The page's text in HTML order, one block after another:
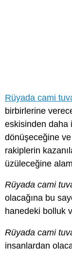
Rüyada cami
birbirlerine
eskisinden daha
dönüşeceğine
rakiplerin
üzüleceğine
Rüyada cami
olacağına bu
hanedeki bolluk
Rüyada cami
insanlardan